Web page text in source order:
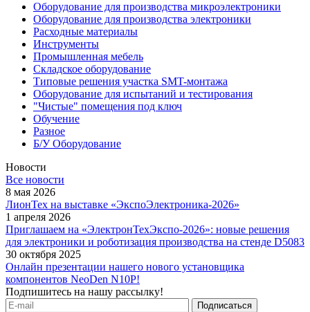
Оборудование для производства микроэлектроники
Оборудование для производства электроники
Расходные материалы
Инструменты
Промышленная мебель
Складское оборудование
Типовые решения участка SMT-монтажа
Оборудование для испытаний и тестирования
"Чистые" помещения под ключ
Обучение
Разное
Б/У Оборудование
Новости
Все новости
8 мая 2026
ЛионТех на выставке «ЭкспоЭлектроника-2026»
1 апреля 2026
Приглашаем на «ЭлектронТехЭкспо-2026»: новые решения
для электроники и роботизация производства на стенде D5083
30 октября 2025
Онлайн презентации нашего нового установщика
компонентов NeoDen N10P!
Подпишитесь на нашу рассылку!